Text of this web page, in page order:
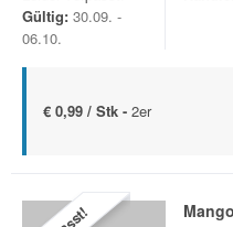
Gültig: 30.09. -
06.10.
€ 0,99 / Stk - 2er
Mango